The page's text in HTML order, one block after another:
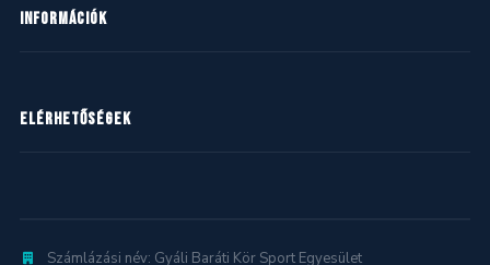
Kosárlabda
Mazsorett
INFORMÁCIÓK
Naptár
ELÉRHETŐSÉGEK
Számlázási név: Gyáli Baráti Kör Sport Egyesület